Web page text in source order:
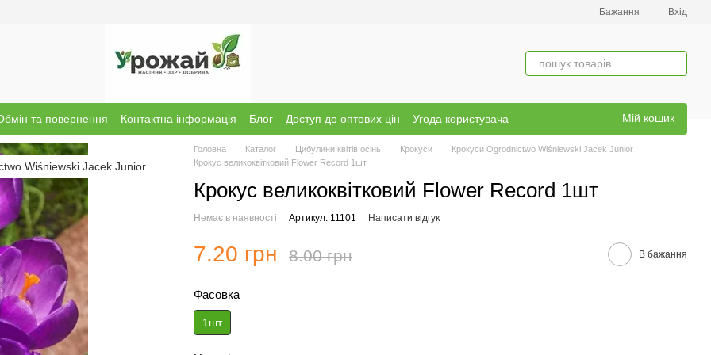
Бажання Вхід
та повернення Контактна інформація Блог Доступ до оптових цін
Угода користувача
Мій кошик
Головна Каталог Цибулини квітів осінь Крокуси
Крокуси Ogrodnictwo Wiśniewski Jacek Junior
Крокус великоквітковий Flower Record 1шт
Крокус великоквітковий Flower Record 1шт
Немає в наявності Артикул: 11101 Написати відгук
7.20 грн 8.00 грн В бажання
Фасовка
1шт